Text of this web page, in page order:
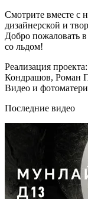
Смотрите вместе с
дизайнерской и
Добро пожаловать
со льдом!
Реализация
Кондрашов, Роман
Видео и
Последние видео